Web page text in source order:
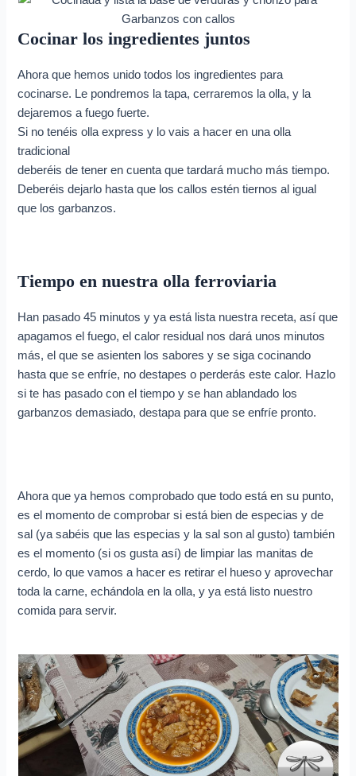
Cocinar los ingredientes juntos
Ahora que hemos unido todos los ingredientes para
cocinarse. Le pondremos la tapa, cerraremos la olla, y la
dejaremos a fuego fuerte.
Si no tenéis olla express y lo vais a hacer en una olla
tradicional
deberéis de tener en cuenta que tardará mucho más tiempo.
Deberéis dejarlo hasta que los callos estén tiernos al igual
que los garbanzos.
Tiempo en nuestra olla ferroviaria
Han pasado 45 minutos y ya está lista nuestra receta, así que
apagamos el fuego, el calor residual nos dará unos minutos
más, el que se asienten los sabores y se siga cocinando
hasta que se enfríe, no destapes o perderás este calor. Hazlo
si te has pasado con el tiempo y se han ablandado los
garbanzos demasiado, destapa para que se enfríe pronto.
Ahora que ya hemos comprobado que todo está en su punto,
es el momento de comprobar si está bien de especias y de
sal (ya sabéis que las especias y la sal son al gusto) también
es el momento (si os gusta así) de limpiar las manitas de
cerdo, lo que vamos a hacer es retirar el hueso y aprovechar
toda la carne, echándola en la olla, y ya está listo nuestro
comida para servir.